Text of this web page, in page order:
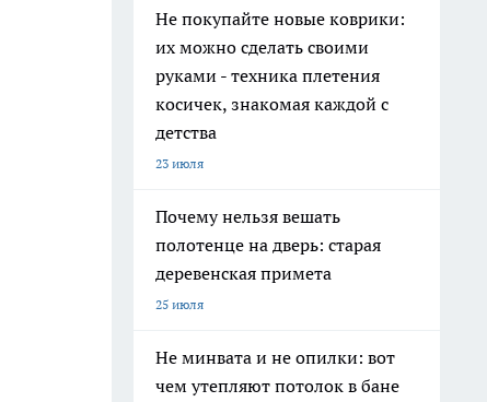
Не покупайте новые коврики:
их можно сделать своими
руками - техника плетения
косичек, знакомая каждой с
детства
23 июля
Почему нельзя вешать
полотенце на дверь: старая
деревенская примета
25 июля
Не минвата и не опилки: вот
чем утепляют потолок в бане